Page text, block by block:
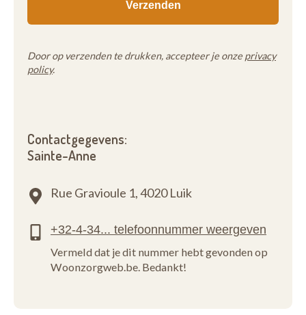
Door op verzenden te drukken, accepteer je onze privacy
policy.
Contactgegevens:
Sainte-Anne
Rue Gravioule 1,4020 Luik
Vermeld dat je dit nummer hebt gevonden op
Woonzorgweb.be. Bedankt!